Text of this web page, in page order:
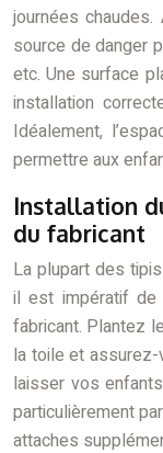
journées
source de danger
etc. Une surface
installation
Idéalement,
permettre aux
Installation
du fabricant
La plupart des
il est impératif de
fabricant. Plantez
la toile et
laisser vos
particulièrement
attaches